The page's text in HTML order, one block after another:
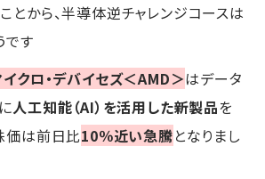
ことから、半導体逆チャレンジコースは
です
イクロ・デバイセズ＜AMD＞はデータ
人工知能（AI）を活用した新製品を
価は前日比10％近い急騰となりまし